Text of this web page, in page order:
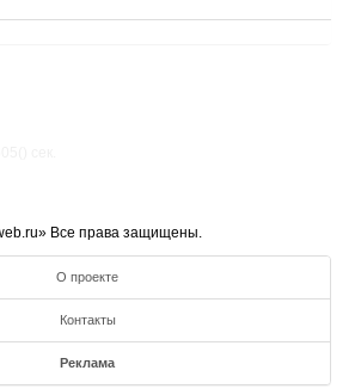
Все права защищены.
О проекте
Контакты
Реклама